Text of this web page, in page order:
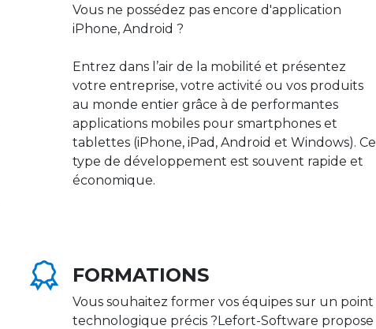
Vous ne possédez pas encore d'application
iPhone, Android ?
Entrez dans l’air de la mobilité et présentez
votre entreprise, votre activité ou vos produits
au monde entier grâce à de performantes
applications mobiles pour smartphones et
tablettes (iPhone, iPad, Android et Windows). Ce
type de développement est souvent rapide et
économique.
FORMATIONS
Vous souhaitez former vos équipes sur un point
technologique précis ?Lefort-Software propose